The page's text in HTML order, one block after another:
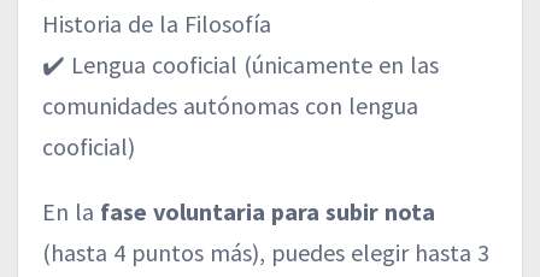
Historia de la Filosofía
✔️ Lengua cooficial (únicamente en las
comunidades autónomas con lengua
cooficial)
En la fase voluntaria para subir nota
(hasta 4 puntos más), puedes elegir hasta 3